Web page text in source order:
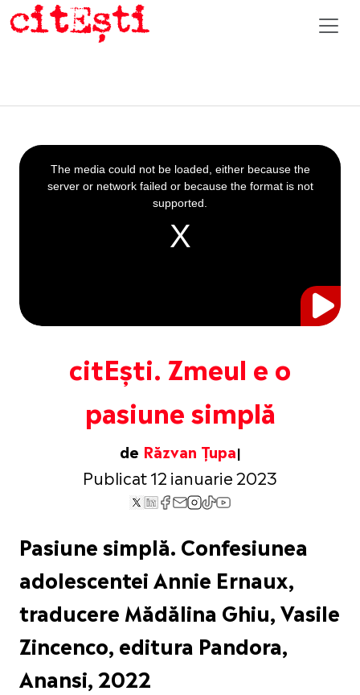
citEști. Zmeul e o
pasiune simplă
de Răzvan Țupa
Publicat 12 ianuarie 2023
This
is
a
The media could not be loaded, either because the
server or network failed or because the format is not
supported.
Pasiune simplă. Confesiunea
adolescentei Annie Ernaux,
traducere Mădălina Ghiu, Vasile
Zincenco, editura Pandora,
Anansi, 2022